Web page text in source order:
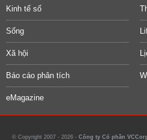
Kinh tế số
Sống
Xã hội
Báo cáo phân tích
eMagazine
© Copyright 2007 - 2026 - Công ty Cổ phần